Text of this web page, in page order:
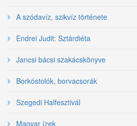
A szódavíz, szikvíz története
Endrei Judit: Sztárdiéta
Jancsi bácsi szakácskönyve
Borkóstolók, borvacsorák
Szegedi Halfesztivál
Magyar ízek